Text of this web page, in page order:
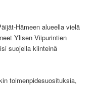
Hämeen alueella vielä
Ylisen Viipurintien
suojella kiinteinä
toimenpidesuosituksia,